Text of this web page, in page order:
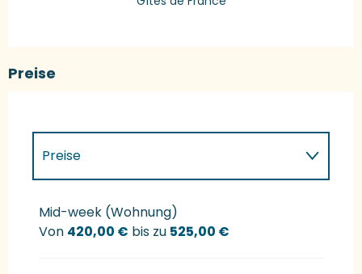
Preise
Preise
Preise 2027
Mid-week (Wohnung)
Von 420,00 € bis zu 525,00 €